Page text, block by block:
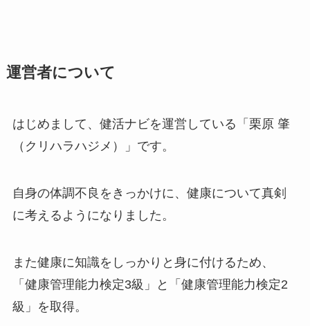
運営者について
はじめまして、健活ナビを運営している「栗原 肇
（クリハラハジメ）」です。
自身の体調不良をきっかけに、健康について真剣
に考えるようになりました。
また健康に知識をしっかりと身に付けるため、
「健康管理能力検定3級」と「健康管理能力検定2
級」を取得。